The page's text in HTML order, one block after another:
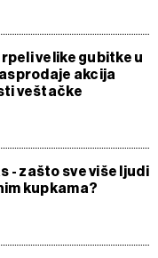
velike gubitke u
akcija
veštačke
- zašto sve više ljudi
kupkama?